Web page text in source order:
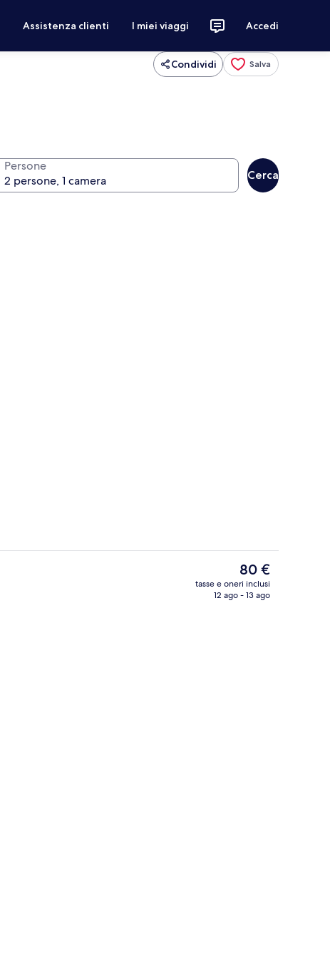
Assistenza clienti I miei viaggi Accedi
Condividi Salva
Persone
Cerca
Facciata della struttura
Il
prezzo
attuale
80 €
tasse e oneri inclusi
12 ago - 13 ago